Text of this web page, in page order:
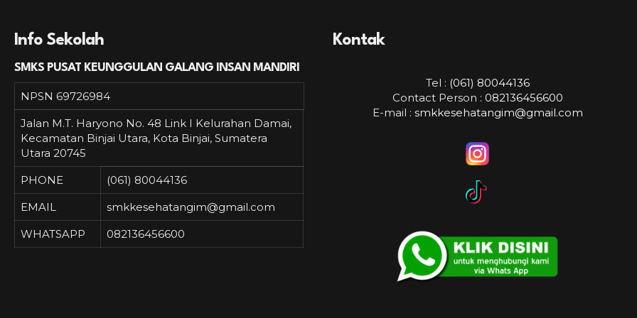
Info Sekolah
SMKS PUSAT KEUNGGULAN GALANG INSAN MANDIRI
NPSN 69726984
Jalan M.T. Haryono No. 48 Link I Kelurahan Damai,
Kecamatan Binjai Utara, Kota Binjai, Sumatera
Utara 20745
PHONE
(061) 80044136
EMAIL
smkkesehatangim@gmail.com
WHATSAPP
082136456600
Kontak
Tel : (061) 80044136
Contact Person : 082136456600
E-mail : smkkesehatangim@gmail.com